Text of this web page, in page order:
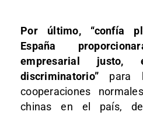
Por último, “confía
España
empresarial
discriminatorio” para
cooperaciones
chinas en el país,